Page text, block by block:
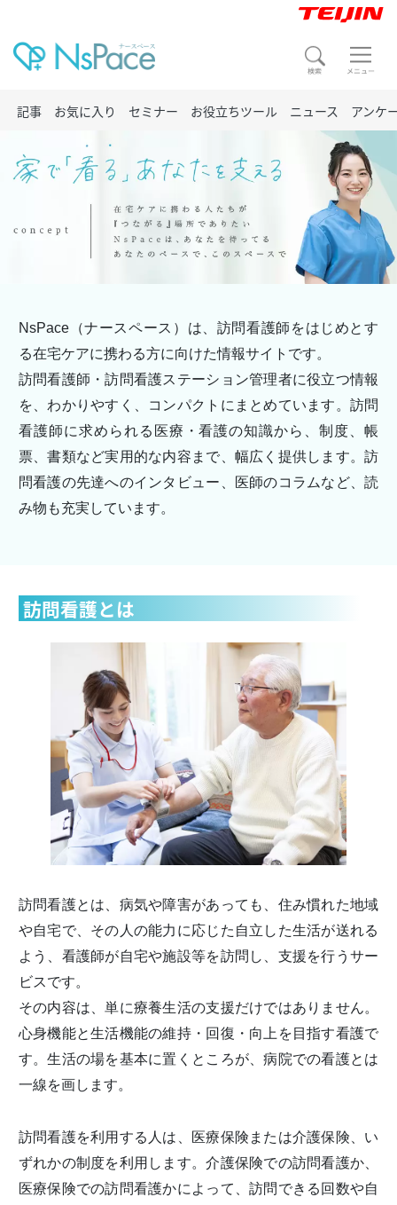
記事 お気に入り セミナー お役立ちツール ニュース アンケ
NsPace（ナースペース）は、訪問看護師をはじめとす
る在宅ケアに携わる方に向けた情報サイトです。
訪問看護師・訪問看護ステーション管理者に役立つ情報
を、わかりやすく、コンパクトにまとめています。訪問
看護師に求められる医療・看護の知識から、制度、帳
票、書類など実用的な内容まで、幅広く提供します。訪
問看護の先達へのインタビュー、医師のコラムなど、読
み物も充実しています。
訪問看護とは
訪問看護とは、病気や障害があっても、住み慣れた地域
や自宅で、その人の能力に応じた自立した生活が送れる
よう、看護師が自宅や施設等を訪問し、支援を行うサー
ビスです。
その内容は、単に療養生活の支援だけではありません。
心身機能と生活機能の維持・回復・向上を目指す看護で
す。生活の場を基本に置くところが、病院での看護とは
一線を画します。
訪問看護を利用する人は、医療保険または介護保険、い
ずれかの制度を利用します。介護保険での訪問看護か、
医療保険での訪問看護かによって、訪問できる回数や自